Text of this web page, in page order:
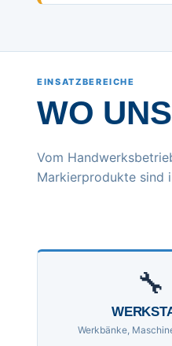
EINSATZBEREICHE
WO
Vom
Markierprodukte sind
🔧
Werkbänke,